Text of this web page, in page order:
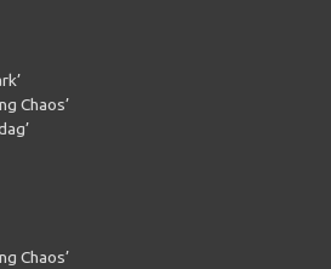
Chaos’
Chaos’